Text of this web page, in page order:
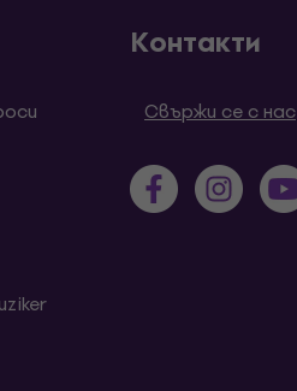
Контакти
Свържи се с нас